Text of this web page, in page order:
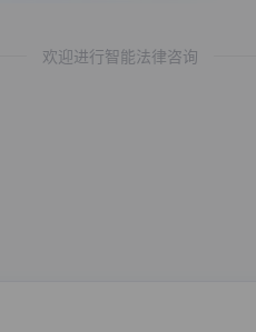
欢迎进行智能法律咨询